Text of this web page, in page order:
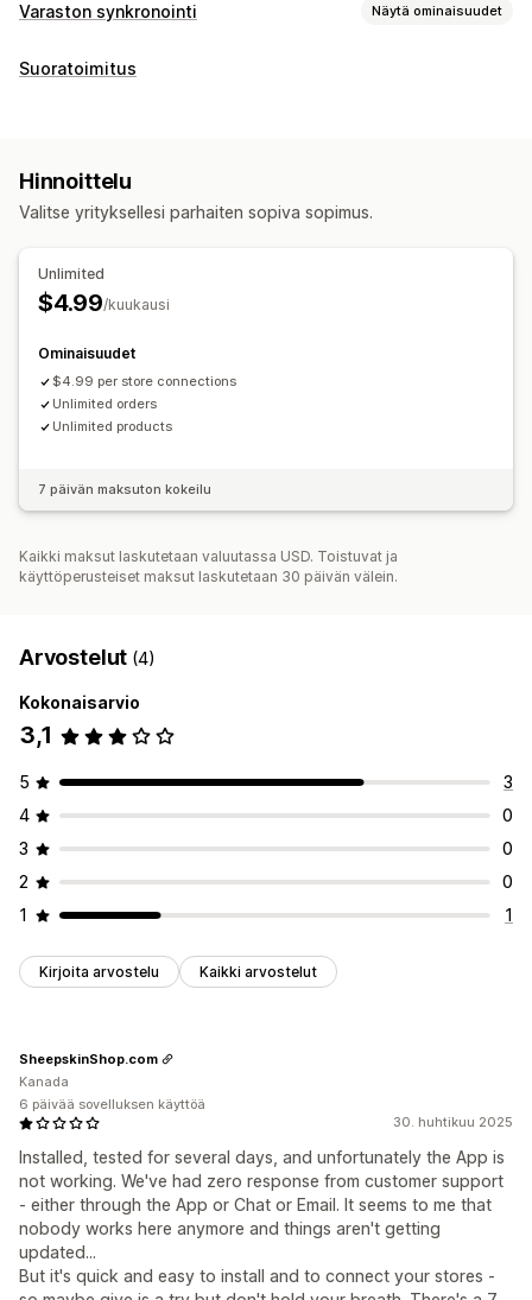
Varaston synkronointi Näytä ominaisuudet
Synkronoinnin tyyppi
Ilmoitukset ja raportit
Historialliset raportit
Reaaliaikainen tila
Suoratoimitus
Hinnoittelu
Valitse yrityksellesi parhaiten sopiva sopimus.
Unlimited
$4.99/kuukausi
Ominaisuudet
$4.99 per store connections
Unlimited orders
Unlimited products
7 päivän maksuton kokeilu
Kaikki maksut laskutetaan valuutassa USD. Toistuvat ja
käyttöperusteiset maksut laskutetaan 30 päivän välein.
Arvostelut (4)
Kokonaisarvio
3,1
5
3
4
0
3
0
2
0
1
1
Kirjoita arvostelu Kaikki arvostelut
30. huhtikuu 2025
Installed, tested for several days, and unfortunately the App is
not working. We've had zero response from customer support
- either through the App or Chat or Email. It seems to me that
nobody works here anymore and things aren't getting
updated...
But it's quick and easy to install and to connect your stores -
SheepskinShop.com
Kanada
6 päivää sovelluksen käyttöä